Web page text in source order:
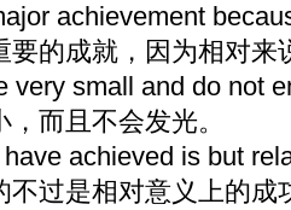
achievement
要的成就，因为相对来
very small and do not
而且不会发光。
achieved is but
不过是相对意义上的成